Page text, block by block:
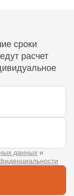
сроки
расчет
данных и